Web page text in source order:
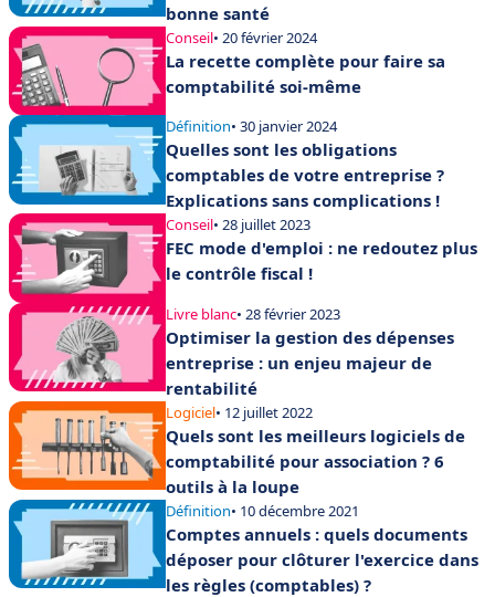
bonne santé
Conseil• 20 février 2024
La recette complète pour faire sa
comptabilité soi-même
Définition• 30 janvier 2024
Quelles sont les obligations
comptables de votre entreprise ?
Explications sans complications !
Conseil• 28 juillet 2023
FEC mode d'emploi : ne redoutez plus
le contrôle fiscal !
Livre blanc• 28 février 2023
Optimiser la gestion des dépenses
entreprise : un enjeu majeur de
rentabilité
Logiciel• 12 juillet 2022
Quels sont les meilleurs logiciels de
comptabilité pour association ? 6
outils à la loupe
Définition• 10 décembre 2021
Comptes annuels : quels documents
déposer pour clôturer l'exercice dans
les règles (comptables) ?